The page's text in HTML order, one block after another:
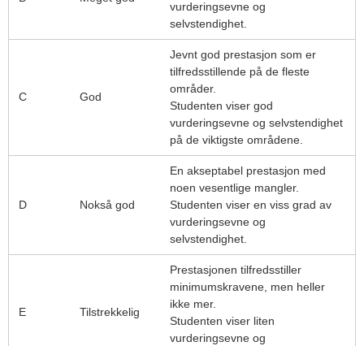
vurderingsevne og
selvstendighet.
C God
Jevnt god prestasjon som er
tilfredsstillende på de fleste
områder.
Studenten viser god
vurderingsevne og selvstendighet
på de viktigste områdene.
D Nokså god
En akseptabel prestasjon med
noen vesentlige mangler.
Studenten viser en viss grad av
vurderingsevne og
selvstendighet.
E Tilstrekkelig
Prestasjonen tilfredsstiller
minimumskravene, men heller
ikke mer.
Studenten viser liten
vurderingsevne og